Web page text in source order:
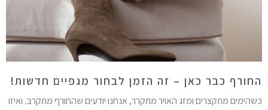
כבר כאן – זה הזמן לבחור מגפיים חדשות!
מתקצרים ומזג האויר מתקרר, אנחנו יודעים שהחורף מתקרב. ואיזו